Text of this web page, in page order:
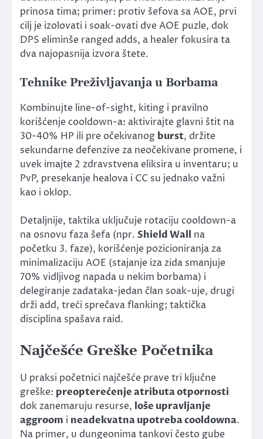
prinosa tima; primer: protiv šefova sa AOE, prvi
cilj je izolovati i soak-ovati dve AOE puzle, dok
DPS eliminše ranged adds, a healer fokusira ta
dva najopasnija izvora štete.
Tehnike Preživljavanja u Borbama
Kombinujte line-of-sight, kiting i pravilno
korišćenje cooldown-a: aktivirajte glavni štit na
30-40% HP ili pre očekivanog burst, držite
sekundarne defenzive za neočekivane promene, i
uvek imajte 2 zdravstvena eliksira u inventaru; u
PvP, presekanje healova i CC su jednako važni
kao i oklop.
Detaljnije, taktika uključuje rotaciju cooldown-a
na osnovu faza šefa (npr. Shield Wall na
početku 3. faze), korišćenje pozicioniranja za
minimalizaciju AOE (stajanje iza zida smanjuje
70% vidljivog napada u nekim borbama) i
delegiranje zadataka-jedan član soak-uje, drugi
drži add, treći sprečava flanking; taktička
disciplina spašava raid.
Najčešće Greške Početnika
U praksi početnici najčešće prave tri ključne
greške: preopterećenje atributa otpornosti
dok zanemaruju resurse, loše upravljanje
aggroom i neadekvatna upotreba cooldowna.
Na primer, u dungeonima tankovi često gube